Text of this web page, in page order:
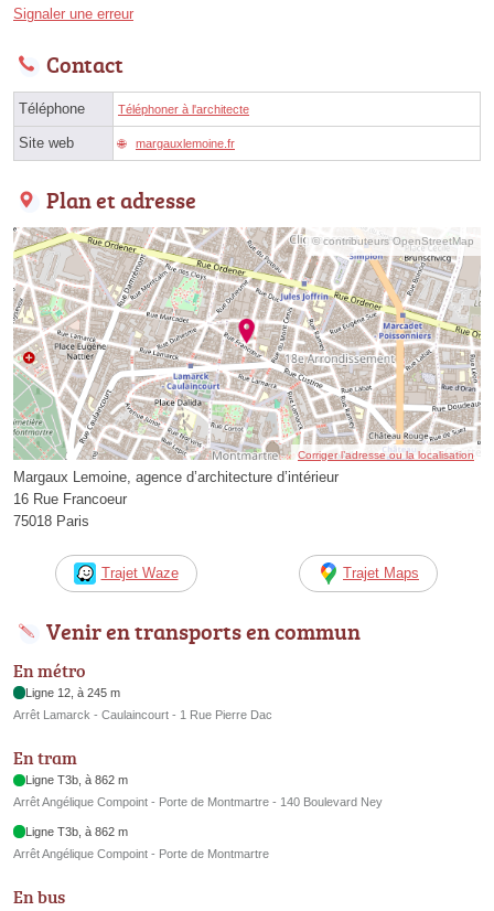
Signaler une erreur
Contact
Téléphone Téléphoner à l'architecte
Site web margauxlemoine.fr
Plan et adresse
© contributeurs OpenStreetMap
Corriger l’adresse ou la localisation
Margaux Lemoine, agence d’architecture d’intérieur
16 Rue Francoeur
75018 Paris
Trajet Waze Trajet Maps
Venir en transports en commun
En métro
Ligne 12, à 245 m
Arrêt Lamarck - Caulaincourt - 1 Rue Pierre Dac
En tram
Ligne T3b, à 862 m
Arrêt Angélique Compoint - Porte de Montmartre - 140 Boulevard Ney
Ligne T3b, à 862 m
Arrêt Angélique Compoint - Porte de Montmartre
En bus